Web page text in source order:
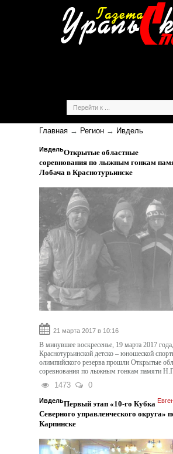
Главная → Регион → Ивдель
ИвдельОткрытые областные
соревнования по лыжным гонкам
Лобача в Краснотурьинске
21 марта 2017 в 10:16
В минувшее воскресенье, 19 марта 2017
Краснотурьинской детско – юношеской
олимпийского резерва прошли Открытые
соревнования по лыжным гонкам памяти
1473 0
ИвдельПервый этап «10-го Кубка
Северного управленческого округа»
Карпинске